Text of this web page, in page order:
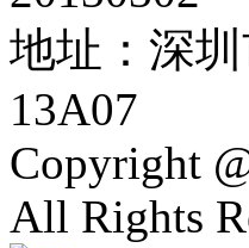
地址：深
13A07
Copyright
All Rights